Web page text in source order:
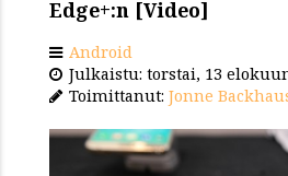
Edge+:n [Video]
Android
Julkaistu: torstai, 13
Toimittanut: Jonne